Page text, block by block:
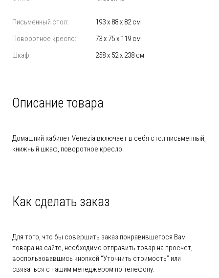
Письменный стол:
193 x 88 x 82 см
Поворотное кресло:
73 x 75 x 119 см
Шкаф:
258 x 52 x 238 см
Описание товара
Домашний кабинет Venezia включает в себя стол письменный,
книжный шкаф, поворотное кресло.
Как сделать заказ
Для того, что бы совершить заказ понравившегося Вам
товара на сайте, необходимо отправить товар на просчет,
воспользовавшись кнопкой “Уточнить стоимость” или
связаться с нашим менеджером по телефону.